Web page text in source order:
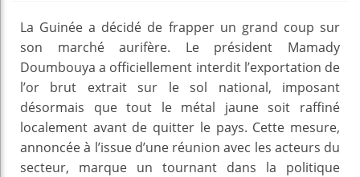
La Guinée a décidé de frapper un grand coup sur
son marché aurifère. Le président Mamady
Doumbouya a officiellement interdit l’exportation de
l’or brut extrait sur le sol national, imposant
désormais que tout le métal jaune soit raffiné
localement avant de quitter le pays. Cette mesure,
annoncée à l’issue d’une réunion avec les acteurs du
secteur, marque un tournant dans la politique